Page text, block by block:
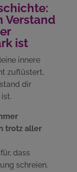
Verstand
ist
innere
zuflüstert,
dir
trotz aller
dass
schreien.